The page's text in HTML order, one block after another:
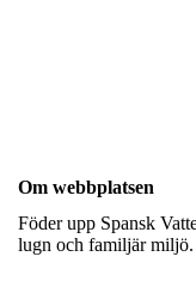
Om webbplatsen
Föder upp Spansk
lugn och familjär miljö.